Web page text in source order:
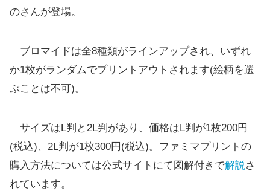
のさんが登場。
ブロマイドは全8種類がラインアップされ、いずれ
か1枚がランダムでプリントアウトされます(絵柄を選
ぶことは不可)。
サイズはL判と2L判があり、価格はL判が1枚200円
(税込)、2L判が1枚300円(税込)。ファミマプリントの
購入方法については公式サイトにて図解付きで解説さ
れています。